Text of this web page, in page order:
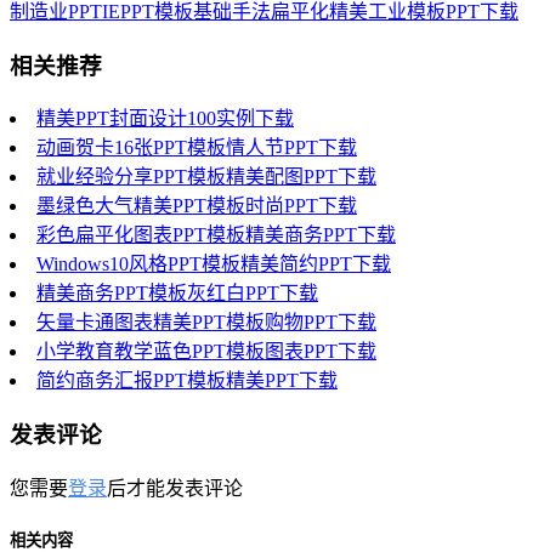
制造业PPTIEPPT模板基础手法扁平化精美工业模板PPT下载
相关推荐
精美PPT封面设计100实例下载
动画贺卡16张PPT模板情人节PPT下载
就业经验分享PPT模板精美配图PPT下载
墨绿色大气精美PPT模板时尚PPT下载
彩色扁平化图表PPT模板精美商务PPT下载
Windows10风格PPT模板精美简约PPT下载
精美商务PPT模板灰红白PPT下载
矢量卡通图表精美PPT模板购物PPT下载
小学教育教学蓝色PPT模板图表PPT下载
简约商务汇报PPT模板精美PPT下载
发表评论
您需要登录后才能发表评论
相关内容